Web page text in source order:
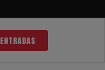
ENTRADAS